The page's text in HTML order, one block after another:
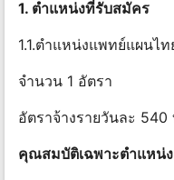
1. ตําแหน่งที่รับสมัคร
1.1.ตําแหน่งแพทย์แผนไท
จำนวน 1 อัตรา
อัตราจ้างรายวันละ 540
คุณสมบัติเฉพาะตําแหน่ง